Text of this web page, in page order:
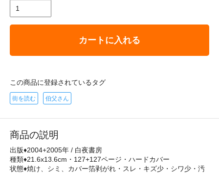
カートに入れる
この商品に登録されているタグ
街を読む 伯父さん
商品の説明
出版♦2004+2005年 / 白夜書房
種類♦21.6x13.6cm・127+127ページ・ハードカバー
状態♦焼け、シミ、カバー箔剥がれ・スレ・キズ少・シワ少・汚